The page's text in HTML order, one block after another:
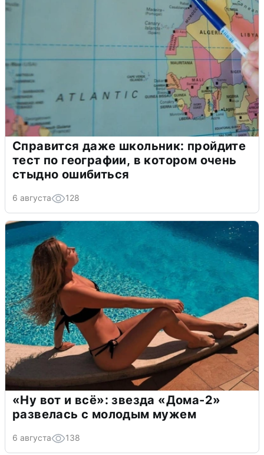
Справится даже школьник: пройдите
тест по географии, в котором очень
стыдно ошибиться
6 августа 128
«Ну вот и всё»: звезда «Дома-2»
развелась с молодым мужем
6 августа 138